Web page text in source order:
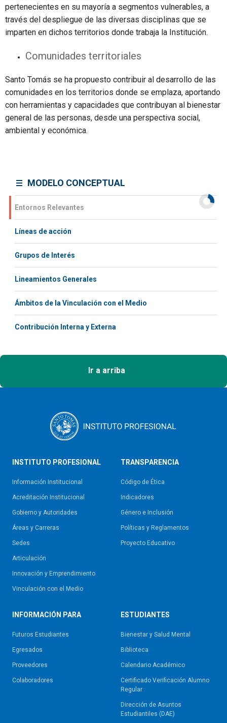
pertenecientes en su mayoría a segmentos vulnerables, a
través del despliegue de las diversas disciplinas que se
imparten en dichos territorios donde trabaja la Institución.
Comunidades territoriales
Santo Tomás se ha propuesto contribuir al desarrollo de las
comunidades en los territorios donde se emplaza, aportando
con herramientas y capacidades que contribuyan al bienestar
general de las personas, desde una perspectiva social,
ambiental y económica.
MODELO CONCEPTUAL
Entornos Relevantes
Líneas de acción
Grupos de Interés
Lineamientos Generales
Ámbitos de la Vinculación con el Medio
Contribución Interna y Externa
Ir a arriba
INSTITUTO PROFESIONAL
Información Institucional
Acreditación Institucional
Gobierno y Autoridades​
Áreas y Carreras
Sedes
Articulación
Innovación y Emprendimiento
Vinculación con el Medio
TRANSPARENCIA
Código de Ética
Indicadores
Género e Inclusión
Políticas y Reglamentos​
Proyecto Educativo
INFORMACIÓN PARA
Futuros Estudiantes
Egresados
Proveedores
Colaboradores
ESTUDIANTES
Bienestar y Salud Mental
Biblioteca
Calendario Académico
Certificado Verificación Alumno
Regular
Dirección de Asuntos
Estudiantiles (DAE)